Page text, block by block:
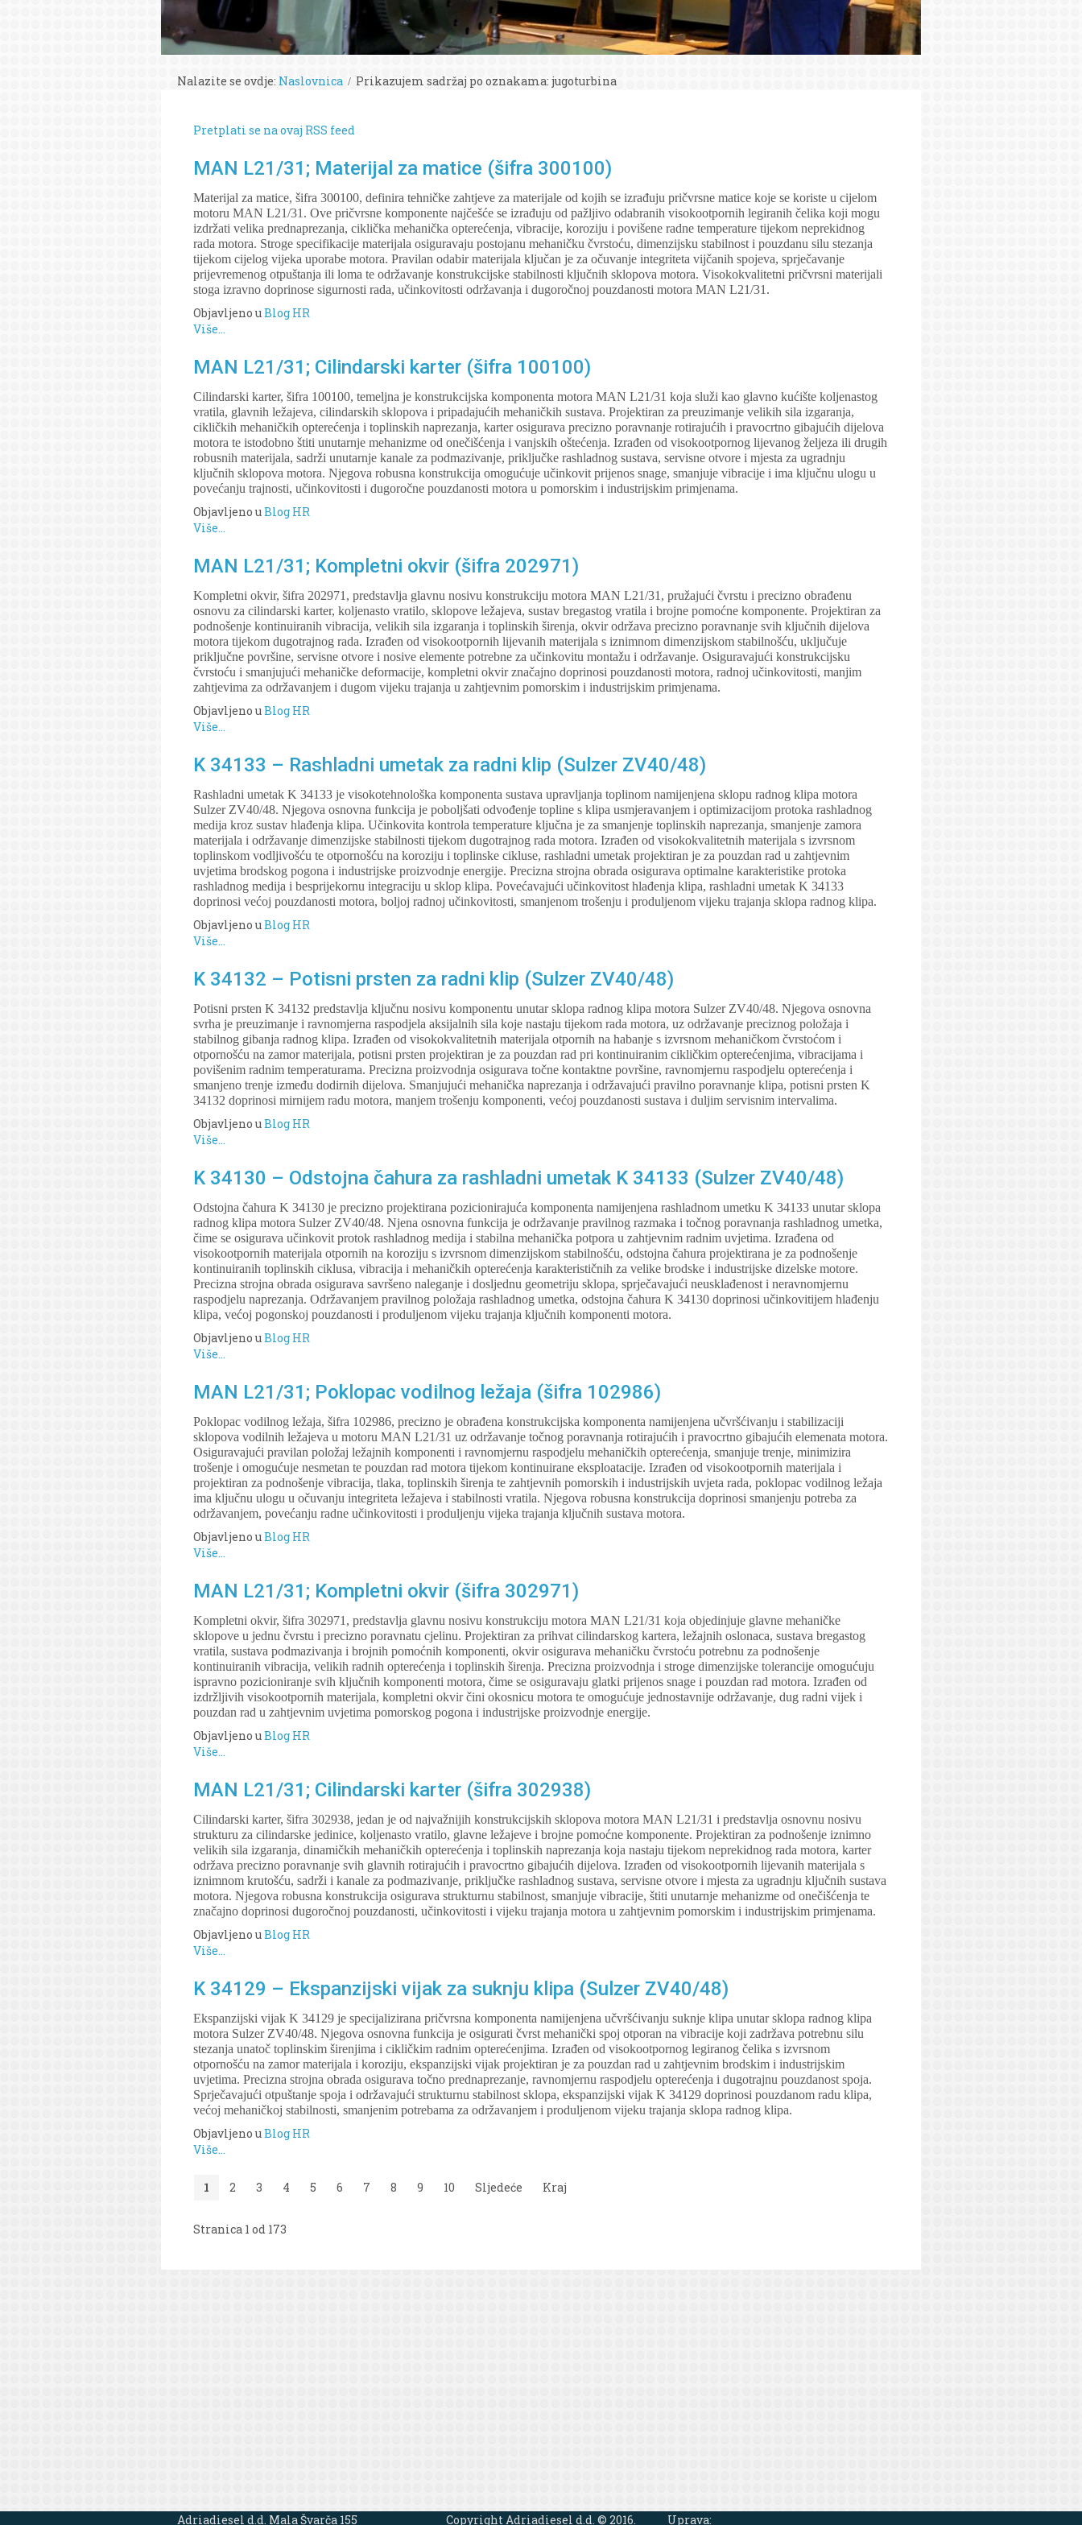
Nalazite se ovdje: Naslovnica Prikazujem sadržaj po oznakama: jugoturbina
Pretplati se na ovaj RSS feed
MAN L21/31; Materijal za matice (šifra 300100)
Materijal za matice, šifra 300100, definira tehničke zahtjeve za materijale od kojih se izrađuju pričvrsne matice koje se koriste u cijelom
motoru MAN L21/31. Ove pričvrsne komponente najčešće se izrađuju od pažljivo odabranih visokootpornih legiranih čelika koji mogu
izdržati velika prednaprezanja, ciklička mehanička opterećenja, vibracije, koroziju i povišene radne temperature tijekom neprekidnog
rada motora. Stroge specifikacije materijala osiguravaju postojanu mehaničku čvrstoću, dimenzijsku stabilnost i pouzdanu silu stezanja
tijekom cijelog vijeka uporabe motora. Pravilan odabir materijala ključan je za očuvanje integriteta vijčanih spojeva, sprječavanje
prijevremenog otpuštanja ili loma te održavanje konstrukcijske stabilnosti ključnih sklopova motora. Visokokvalitetni pričvrsni materijali
stoga izravno doprinose sigurnosti rada, učinkovitosti održavanja i dugoročnoj pouzdanosti motora MAN L21/31.
Objavljeno uBlog HR
Više...
MAN L21/31; Cilindarski karter (šifra 100100)
Cilindarski karter, šifra 100100, temeljna je konstrukcijska komponenta motora MAN L21/31 koja služi kao glavno kućište koljenastog
vratila, glavnih ležajeva, cilindarskih sklopova i pripadajućih mehaničkih sustava. Projektiran za preuzimanje velikih sila izgaranja,
cikličkih mehaničkih opterećenja i toplinskih naprezanja, karter osigurava precizno poravnanje rotirajućih i pravocrtno gibajućih dijelova
motora te istodobno štiti unutarnje mehanizme od onečišćenja i vanjskih oštećenja. Izrađen od visokootpornog lijevanog željeza ili drugih
robusnih materijala, sadrži unutarnje kanale za podmazivanje, priključke rashladnog sustava, servisne otvore i mjesta za ugradnju
ključnih sklopova motora. Njegova robusna konstrukcija omogućuje učinkovit prijenos snage, smanjuje vibracije i ima ključnu ulogu u
povećanju trajnosti, učinkovitosti i dugoročne pouzdanosti motora u pomorskim i industrijskim primjenama.
Objavljeno uBlog HR
Više...
MAN L21/31; Kompletni okvir (šifra 202971)
Kompletni okvir, šifra 202971, predstavlja glavnu nosivu konstrukciju motora MAN L21/31, pružajući čvrstu i precizno obrađenu
osnovu za cilindarski karter, koljenasto vratilo, sklopove ležajeva, sustav bregastog vratila i brojne pomoćne komponente. Projektiran za
podnošenje kontinuiranih vibracija, velikih sila izgaranja i toplinskih širenja, okvir održava precizno poravnanje svih ključnih dijelova
motora tijekom dugotrajnog rada. Izrađen od visokootpornih lijevanih materijala s iznimnom dimenzijskom stabilnošću, uključuje
priključne površine, servisne otvore i nosive elemente potrebne za učinkovitu montažu i održavanje. Osiguravajući konstrukcijsku
čvrstoću i smanjujući mehaničke deformacije, kompletni okvir značajno doprinosi pouzdanosti motora, radnoj učinkovitosti, manjim
zahtjevima za održavanjem i dugom vijeku trajanja u zahtjevnim pomorskim i industrijskim primjenama.
Objavljeno uBlog HR
Više...
K 34133 – Rashladni umetak za radni klip (Sulzer ZV40/48)
Rashladni umetak K 34133 je visokotehnološka komponenta sustava upravljanja toplinom namijenjena sklopu radnog klipa motora
Sulzer ZV40/48. Njegova osnovna funkcija je poboljšati odvođenje topline s klipa usmjeravanjem i optimizacijom protoka rashladnog
medija kroz sustav hlađenja klipa. Učinkovita kontrola temperature ključna je za smanjenje toplinskih naprezanja, smanjenje zamora
materijala i održavanje dimenzijske stabilnosti tijekom dugotrajnog rada motora. Izrađen od visokokvalitetnih materijala s izvrsnom
toplinskom vodljivošću te otpornošću na koroziju i toplinske cikluse, rashladni umetak projektiran je za pouzdan rad u zahtjevnim
uvjetima brodskog pogona i industrijske proizvodnje energije. Precizna strojna obrada osigurava optimalne karakteristike protoka
rashladnog medija i besprijekornu integraciju u sklop klipa. Povećavajući učinkovitost hlađenja klipa, rashladni umetak K 34133
doprinosi većoj pouzdanosti motora, boljoj radnoj učinkovitosti, smanjenom trošenju i produljenom vijeku trajanja sklopa radnog klipa.
Objavljeno uBlog HR
Više...
K 34132 – Potisni prsten za radni klip (Sulzer ZV40/48)
Potisni prsten K 34132 predstavlja ključnu nosivu komponentu unutar sklopa radnog klipa motora Sulzer ZV40/48. Njegova osnovna
svrha je preuzimanje i ravnomjerna raspodjela aksijalnih sila koje nastaju tijekom rada motora, uz održavanje preciznog položaja i
stabilnog gibanja radnog klipa. Izrađen od visokokvalitetnih materijala otpornih na habanje s izvrsnom mehaničkom čvrstoćom i
otpornošću na zamor materijala, potisni prsten projektiran je za pouzdan rad pri kontinuiranim cikličkim opterećenjima, vibracijama i
povišenim radnim temperaturama. Precizna proizvodnja osigurava točne kontaktne površine, ravnomjernu raspodjelu opterećenja i
smanjeno trenje između dodirnih dijelova. Smanjujući mehanička naprezanja i održavajući pravilno poravnanje klipa, potisni prsten K
34132 doprinosi mirnijem radu motora, manjem trošenju komponenti, većoj pouzdanosti sustava i duljim servisnim intervalima.
Objavljeno uBlog HR
Više...
K 34130 – Odstojna čahura za rashladni umetak K 34133 (Sulzer ZV40/48)
Odstojna čahura K 34130 je precizno projektirana pozicionirajuća komponenta namijenjena rashladnom umetku K 34133 unutar sklopa
radnog klipa motora Sulzer ZV40/48. Njena osnovna funkcija je održavanje pravilnog razmaka i točnog poravnanja rashladnog umetka,
čime se osigurava učinkovit protok rashladnog medija i stabilna mehanička potpora u zahtjevnim radnim uvjetima. Izrađena od
visokootpornih materijala otpornih na koroziju s izvrsnom dimenzijskom stabilnošću, odstojna čahura projektirana je za podnošenje
kontinuiranih toplinskih ciklusa, vibracija i mehaničkih opterećenja karakterističnih za velike brodske i industrijske dizelske motore.
Precizna strojna obrada osigurava savršeno naleganje i dosljednu geometriju sklopa, sprječavajući neusklađenost i neravnomjernu
raspodjelu naprezanja. Održavanjem pravilnog položaja rashladnog umetka, odstojna čahura K 34130 doprinosi učinkovitijem hlađenju
klipa, većoj pogonskoj pouzdanosti i produljenom vijeku trajanja ključnih komponenti motora.
Objavljeno uBlog HR
Više...
MAN L21/31; Poklopac vodilnog ležaja (šifra 102986)
Poklopac vodilnog ležaja, šifra 102986, precizno je obrađena konstrukcijska komponenta namijenjena učvršćivanju i stabilizaciji
sklopova vodilnih ležajeva u motoru MAN L21/31 uz održavanje točnog poravnanja rotirajućih i pravocrtno gibajućih elemenata motora.
Osiguravajući pravilan položaj ležajnih komponenti i ravnomjernu raspodjelu mehaničkih opterećenja, smanjuje trenje, minimizira
trošenje i omogućuje nesmetan te pouzdan rad motora tijekom kontinuirane eksploatacije. Izrađen od visokootpornih materijala i
projektiran za podnošenje vibracija, tlaka, toplinskih širenja te zahtjevnih pomorskih i industrijskih uvjeta rada, poklopac vodilnog ležaja
ima ključnu ulogu u očuvanju integriteta ležajeva i stabilnosti vratila. Njegova robusna konstrukcija doprinosi smanjenju potreba za
održavanjem, povećanju radne učinkovitosti i produljenju vijeka trajanja ključnih sustava motora.
Objavljeno uBlog HR
Više...
MAN L21/31; Kompletni okvir (šifra 302971)
Kompletni okvir, šifra 302971, predstavlja glavnu nosivu konstrukciju motora MAN L21/31 koja objedinjuje glavne mehaničke
sklopove u jednu čvrstu i precizno poravnatu cjelinu. Projektiran za prihvat cilindarskog kartera, ležajnih oslonaca, sustava bregastog
vratila, sustava podmazivanja i brojnih pomoćnih komponenti, okvir osigurava mehaničku čvrstoću potrebnu za podnošenje
kontinuiranih vibracija, velikih radnih opterećenja i toplinskih širenja. Precizna proizvodnja i stroge dimenzijske tolerancije omogućuju
ispravno pozicioniranje svih ključnih komponenti motora, čime se osiguravaju glatki prijenos snage i pouzdan rad motora. Izrađen od
izdržljivih visokootpornih materijala, kompletni okvir čini okosnicu motora te omogućuje jednostavnije održavanje, dug radni vijek i
pouzdan rad u zahtjevnim uvjetima pomorskog pogona i industrijske proizvodnje energije.
Objavljeno uBlog HR
Više...
MAN L21/31; Cilindarski karter (šifra 302938)
Cilindarski karter, šifra 302938, jedan je od najvažnijih konstrukcijskih sklopova motora MAN L21/31 i predstavlja osnovnu nosivu
strukturu za cilindarske jedinice, koljenasto vratilo, glavne ležajeve i brojne pomoćne komponente. Projektiran za podnošenje iznimno
velikih sila izgaranja, dinamičkih mehaničkih opterećenja i toplinskih naprezanja koja nastaju tijekom neprekidnog rada motora, karter
održava precizno poravnanje svih glavnih rotirajućih i pravocrtno gibajućih dijelova. Izrađen od visokootpornih lijevanih materijala s
iznimnom krutošću, sadrži i kanale za podmazivanje, priključke rashladnog sustava, servisne otvore i mjesta za ugradnju ključnih sustava
motora. Njegova robusna konstrukcija osigurava strukturnu stabilnost, smanjuje vibracije, štiti unutarnje mehanizme od onečišćenja te
značajno doprinosi dugoročnoj pouzdanosti, učinkovitosti i vijeku trajanja motora u zahtjevnim pomorskim i industrijskim primjenama.
Objavljeno uBlog HR
Više...
K 34129 – Ekspanzijski vijak za suknju klipa (Sulzer ZV40/48)
Ekspanzijski vijak K 34129 je specijalizirana pričvrsna komponenta namijenjena učvršćivanju suknje klipa unutar sklopa radnog klipa
motora Sulzer ZV40/48. Njegova osnovna funkcija je osigurati čvrst mehanički spoj otporan na vibracije koji zadržava potrebnu silu
stezanja unatoč toplinskim širenjima i cikličkim radnim opterećenjima. Izrađen od visokootpornog legiranog čelika s izvrsnom
otpornošću na zamor materijala i koroziju, ekspanzijski vijak projektiran je za pouzdan rad u zahtjevnim brodskim i industrijskim
uvjetima. Precizna strojna obrada osigurava točno prednaprezanje, ravnomjernu raspodjelu opterećenja i dugotrajnu pouzdanost spoja.
Sprječavajući otpuštanje spoja i održavajući strukturnu stabilnost sklopa, ekspanzijski vijak K 34129 doprinosi pouzdanom radu klipa,
većoj mehaničkoj stabilnosti, smanjenim potrebama za održavanjem i produljenom vijeku trajanja sklopa radnog klipa.
Objavljeno uBlog HR
Više...
1 2 3 4 5 6 7 8 9 10 Sljedeće Kraj
Stranica 1 od 173
Adriadiesel d.d. Mala Švarča 155 Copyright Adriadiesel d.d. © 2016. Uprava: